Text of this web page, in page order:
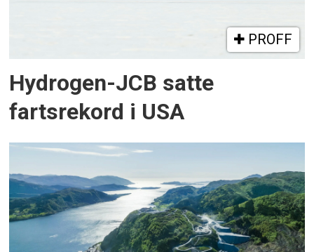
PROFF
Hydrogen-JCB satte
fartsrekord i USA